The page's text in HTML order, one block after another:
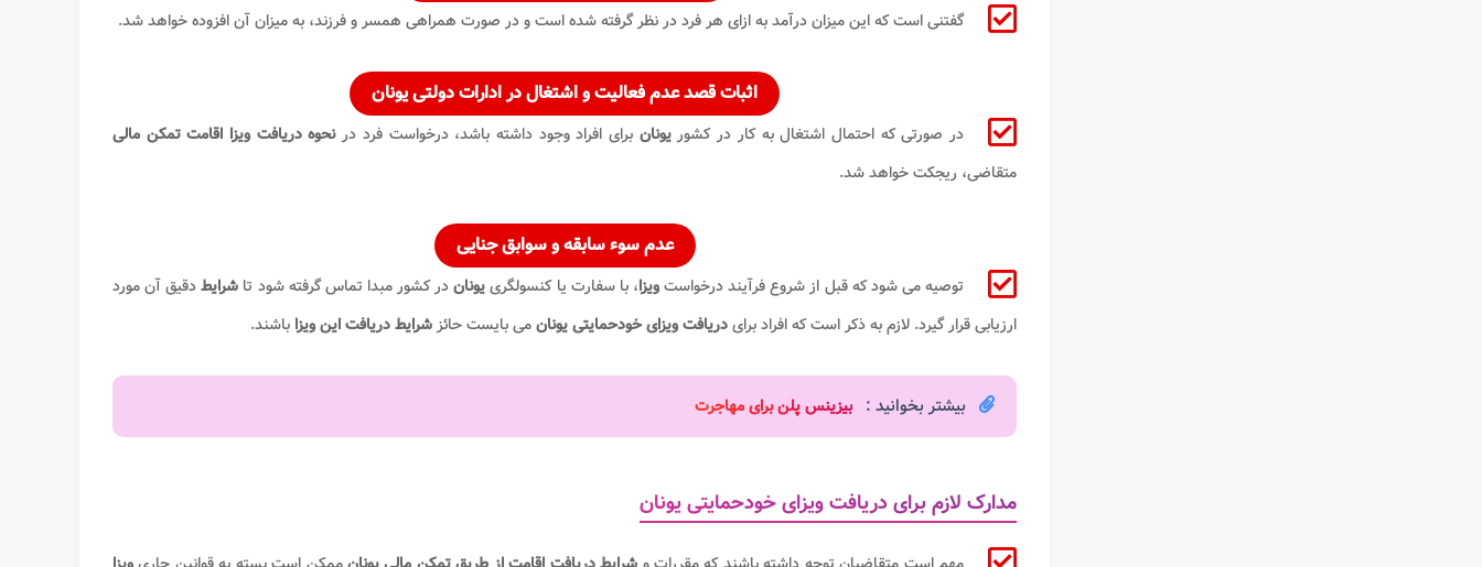
گفتنی است که این میزان درآمد به ازای هر فرد در نظر گرفته شده است و در صورت همراهی همسر و فرزند، به میزان آن افزوده خواهد شد.
اثبات قصد عدم فعالیت و اشتغال در ادارات دولتییونان
در صورتی که احتمال اشتغال به کار در کشوریونان برای افراد وجود داشته باشد، درخواست فرد درنحوه دریافت ویزا اقامت تمکن مالی
متقاضی، ریجکت خواهد شد.
عدم سوء سابقه و سوابق جنایی
توصیه می شود که قبل از شروع فرآیند درخواستویزا، با سفارت یا کنسولگرییوناندر کشور مبدا تماس گرفته شود تا شرایطدقیق آن مورد
ارزیابی قرار گیرد. لازم به ذکر است که افراد برایدریافت ویزای خودحمایتی یونانمی بایست حائزشرایط دریافت این ویزا باشند.
بیشتر بخوانید : بیزینس پلن برای مهاجرت
مدارک لازم برای دریافت ویزای خودحمایتی یونان